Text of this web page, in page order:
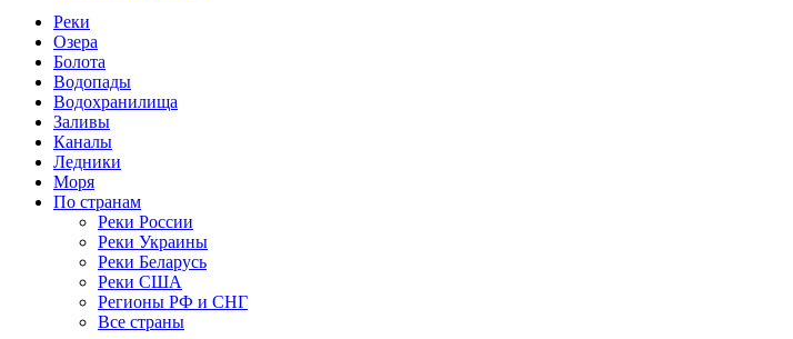
Реки
Озера
Болота
Водопады
Водохранилища
Заливы
Каналы
Ледники
Моря
По странам
Реки России
Реки Украины
Реки Беларусь
Реки США
Регионы РФ и СНГ
Все страны